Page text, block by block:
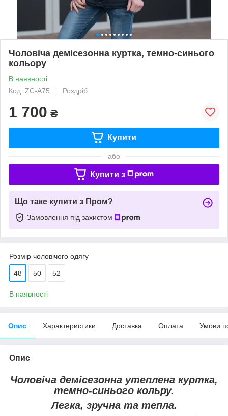
Чоловіча демісезонна куртка, темно-синього
кольору
В наявності
Код: ZC-А75
Роздріб
1 700 ₴
Купити
або
Купити з
Що таке купити з Пром?
Замовлення під захистом
Розмір чоловічого одягу
48 50 52
В наявності
Опис Характеристики Доставка Оплата Умови
Опис
Чоловіча демісезонна утеплена куртка,
темно-синього кольру.
Легка, зручна та тепла.